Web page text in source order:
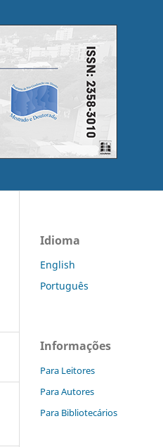
Idioma
English
Português
Informações
Para Leitores
Para Autores
Para Bibliotecários